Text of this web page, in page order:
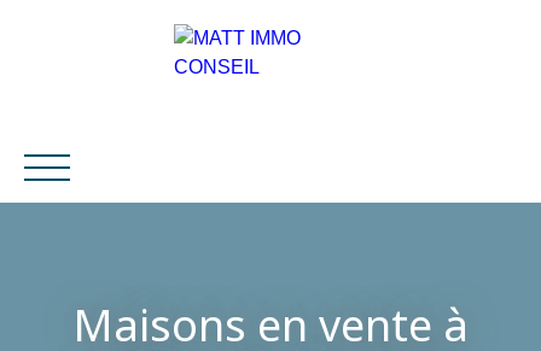
Maisons en vente à